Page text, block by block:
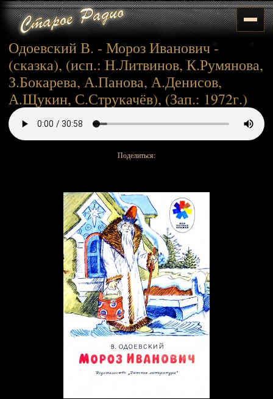
Одоевский В. - Мороз Иванович -
(сказка), (исп.: Н.Литвинов, К.Румянова,
З.Бокарева, А.Панова, А.Денисов,
А.Щукин, С.Струкачёв), (Зап.: 1972г.)
Поделиться: